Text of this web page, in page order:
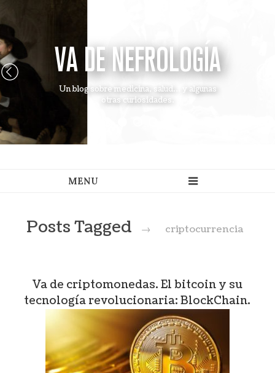
VA DE NEFROLOGÍA
Un blog sobre medicina, salud... y algunas
otras curiosidades.
Posts Tagged → criptocurrencia
Va de criptomonedas. El bitcoin y su
tecnología revolucionaria: BlockChain.